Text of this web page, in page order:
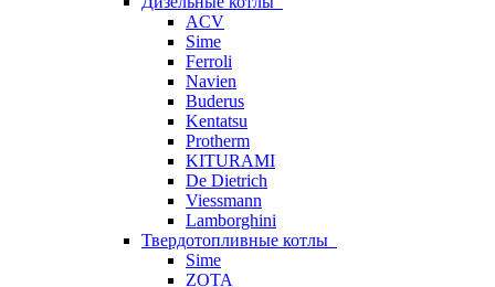
ACV
Sime
Ferroli
Navien
Buderus
Kentatsu
Protherm
KITURAMI
De Dietrich
Viessmann
Lamborghini
Твердотопливные котлы
Sime
ZOTA